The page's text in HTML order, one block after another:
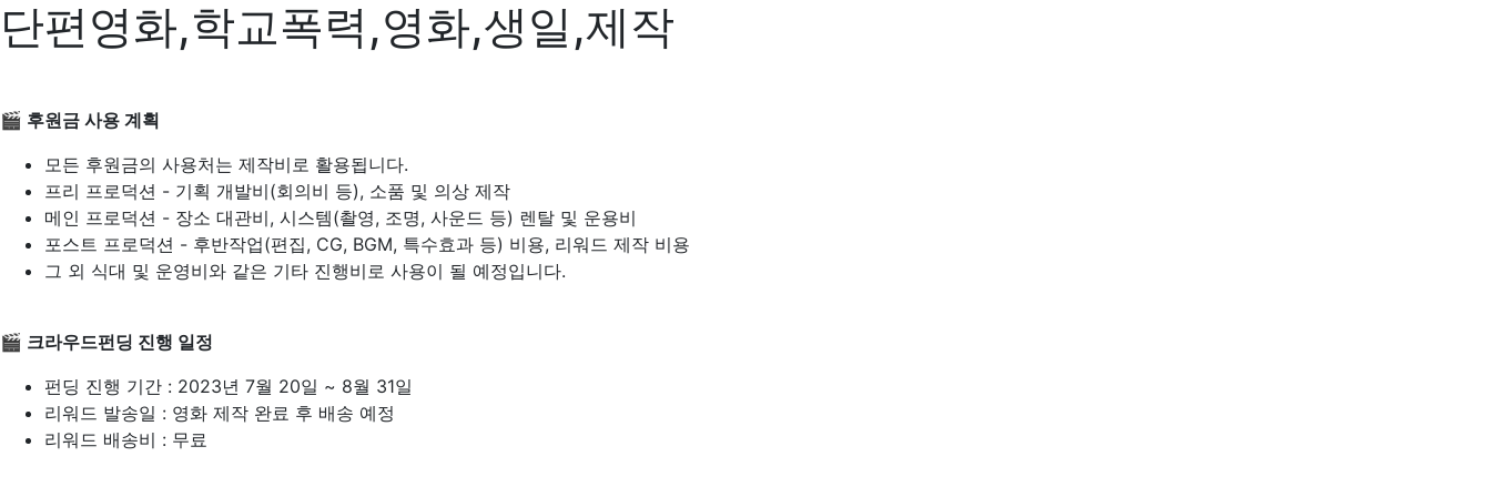
단편영화,학교폭력,영화,생일,제작
🎬 후원금 사용 계획
모든 후원금의 사용처는 제작비로 활용됩니다.
프리 프로덕션 - 기획 개발비(회의비 등), 소품 및 의상 제작
메인 프로덕션 - 장소 대관비, 시스템(촬영, 조명, 사운드 등) 렌탈 및 운용비
포스트 프로덕션 - 후반작업(편집, CG, BGM, 특수효과 등) 비용, 리워드 제작 비용
그 외 식대 및 운영비와 같은 기타 진행비로 사용이 될 예정입니다.
🎬 크라우드펀딩 진행 일정
펀딩 진행 기간 : 2023년 7월 20일 ~ 8월 31일
리워드 발송일 : 영화 제작 완료 후 배송 예정
리워드 배송비 : 무료